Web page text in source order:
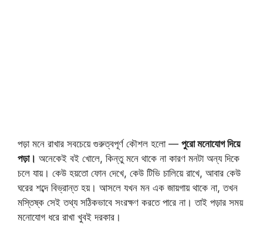
পড়া মনে রাখার সবচেয়ে গুরুত্বপূর্ণ কৌশল হলো — পুরো মনোযোগ দিয়ে
পড়া। অনেকেই বই খোলে, কিন্তু মনে থাকে না কারণ মনটা অন্য দিকে
চলে যায়। কেউ হয়তো ফোন দেখে, কেউ টিভি চালিয়ে রাখে, আবার কেউ
ঘরের শব্দে বিভ্রান্ত হয়। আসলে যখন মন এক জায়গায় থাকে না, তখন
মস্তিষ্ক সেই তথ্য সঠিকভাবে সংরক্ষণ করতে পারে না। তাই পড়ার সময়
মনোযোগ ধরে রাখা খুবই দরকার।